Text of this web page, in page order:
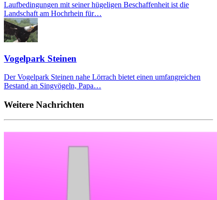
Laufbedingungen mit seiner hügeligen Beschaffenheit ist die
Landschaft am Hochrhein für…
Vogelpark Steinen
Der Vogelpark Steinen nahe Lörrach bietet einen umfangreichen
Bestand an Singvögeln, Papa…
Weitere Nachrichten